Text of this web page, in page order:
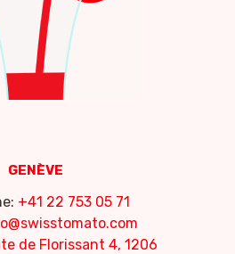
GENÈVE
+41 22 753 05 71
de Florissant 4, 1206